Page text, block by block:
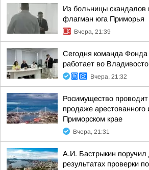
Из больницы скандалов
флагман юга Приморья
Вчера, 21:39
Сегодня команда Фонда
работает во
Вчера, 21:32
Росимущество
продаже арестованного
Приморском крае
Вчера, 21:31
А.И. Бастрыкин поручил
результатах проверки